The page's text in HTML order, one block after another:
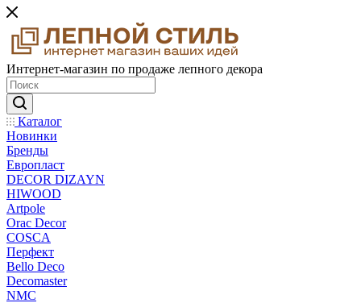
Интернет-магазин по продаже лепного декора
Каталог
Новинки
Бренды
Европласт
DECOR DIZAYN
HIWOOD
Artpole
Orac Decor
COSCA
Перфект
Bello Deco
Decomaster
NMС